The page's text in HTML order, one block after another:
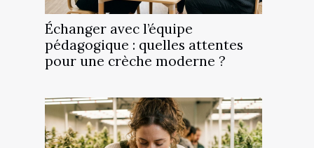
Échanger avec l’équipe
pédagogique : quelles attentes
pour une crèche moderne ?